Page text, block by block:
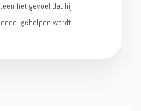
het gevoel dat hij
geholpen wordt.